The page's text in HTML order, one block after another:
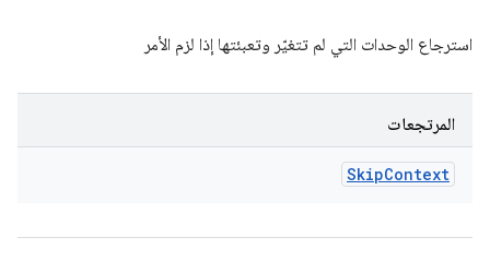
استرجاع الوحدات التي لم تتغيّر وتعبئتها إذا لزم الأمر
المرتجعات
SkipContext